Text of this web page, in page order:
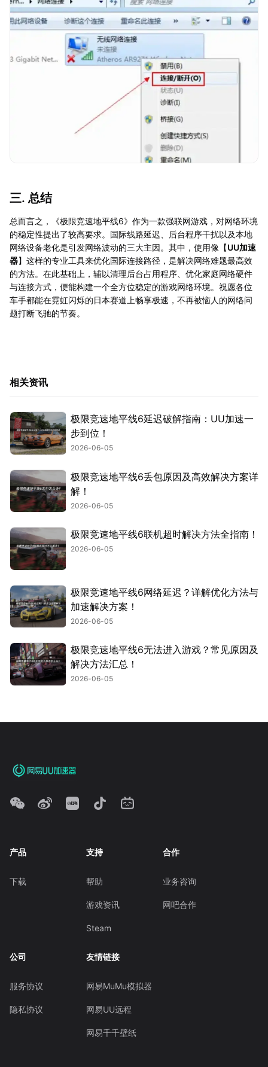
三. 总结
总而言之，《极限竞速地平线6》作为一款强联网游戏，对网络环境
的稳定性提出了较高要求。国际线路延迟、后台程序干扰以及本地
网络设备老化是引发网络波动的三大主因。其中，使用像【UU加速
器】这样的专业工具来优化国际连接路径，是解决网络难题最高效
的方法。在此基础上，辅以清理后台占用程序、优化家庭网络硬件
与连接方式，便能构建一个全方位稳定的游戏网络环境。祝愿各位
车手都能在霓虹闪烁的日本赛道上畅享极速，不再被恼人的网络问
题打断飞驰的节奏。
相关资讯
极限竞速地平线6延迟破解指南：UU加速一
步到位！
2026-06-05
极限竞速地平线6丢包原因及高效解决方案详
解！
2026-06-05
极限竞速地平线6联机超时解决方法全指南！
2026-06-05
极限竞速地平线6网络延迟？详解优化方法与
加速解决方案！
2026-06-05
极限竞速地平线6无法进入游戏？常见原因及
解决方法汇总！
2026-06-05
产品
下载
支持
帮助
游戏资讯
Steam
合作
业务咨询
网吧合作
公司
服务协议
隐私协议
友情链接
网易MuMu模拟器
网易UU远程
网易千千壁纸